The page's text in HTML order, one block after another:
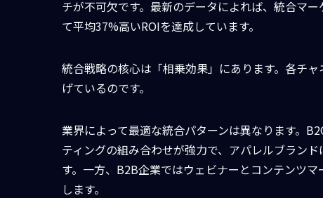
チが不可欠です。最新のデータによれば、統合マ
て平均37%高いROIを達成しています。
統合戦略の核心は「相乗効果」にあります。各チ
げているのです。
業界によって最適な統合パターンは異なります。
ティングの組み合わせが強力で、アパレルブラン
す。一方、B2B企業ではウェビナーとコンテンツ
します。